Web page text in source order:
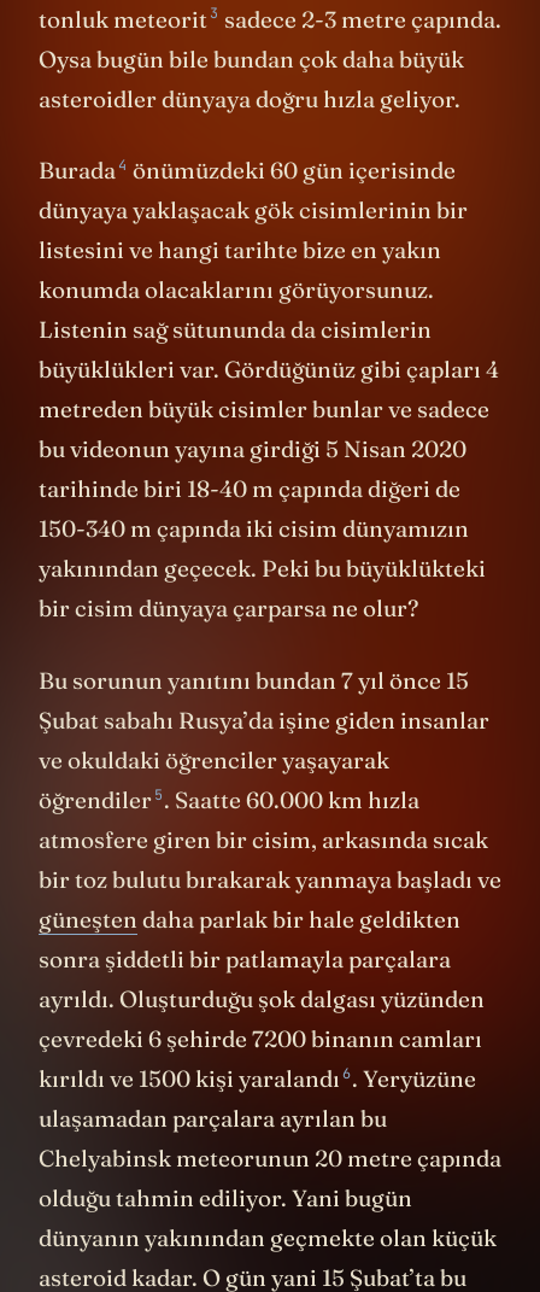
tonluk meteorit3 sadece 2-3 metre çapında.
Oysa bugün bile bundan çok daha büyük
asteroidler dünyaya doğru hızla geliyor.
Burada4 önümüzdeki 60 gün içerisinde
dünyaya yaklaşacak gök cisimlerinin bir
listesini ve hangi tarihte bize en yakın
konumda olacaklarını görüyorsunuz.
Listenin sağ sütununda da cisimlerin
büyüklükleri var. Gördüğünüz gibi çapları 4
metreden büyük cisimler bunlar ve sadece
bu videonun yayına girdiği 5 Nisan 2020
tarihinde biri 18-40 m çapında diğeri de
150-340 m çapında iki cisim dünyamızın
yakınından geçecek. Peki bu büyüklükteki
bir cisim dünyaya çarparsa ne olur?
Bu sorunun yanıtını bundan 7 yıl önce 15
Şubat sabahı Rusya’da işine giden insanlar
ve okuldaki öğrenciler yaşayarak
öğrendiler5. Saatte 60.000 km hızla
atmosfere giren bir cisim, arkasında sıcak
bir toz bulutu bırakarak yanmaya başladı ve
güneşten daha parlak bir hale geldikten
sonra şiddetli bir patlamayla parçalara
ayrıldı. Oluşturduğu şok dalgası yüzünden
çevredeki 6 şehirde 7200 binanın camları
kırıldı ve 1500 kişi yaralandı6. Yeryüzüne
ulaşamadan parçalara ayrılan bu
Chelyabinsk meteorunun 20 metre çapında
olduğu tahmin ediliyor. Yani bugün
dünyanın yakınından geçmekte olan küçük
asteroid kadar. O gün yani 15 Şubat’ta bu